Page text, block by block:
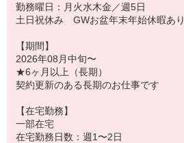
勤務曜日：月火水木金／週5日
土日祝休み GWお盆年末年始休暇あり
【期間】
2026年08月中旬〜
★6ヶ月以上（長期）
契約更新のある長期のお仕事です
【在宅勤務】
一部在宅
在宅勤務日数：週1〜2日